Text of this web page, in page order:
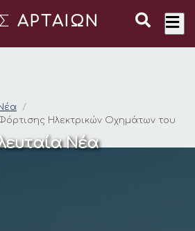
ΑΡΤΑΙΩΝ
το
Ηλεκτρικών Οχημάτων του
Νέα